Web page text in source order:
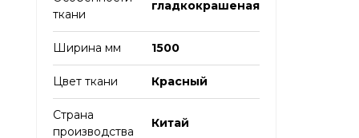
ткани
гладкокрашеная
Ширина мм 1500
Цвет ткани Красный
Страна
производства
Китай